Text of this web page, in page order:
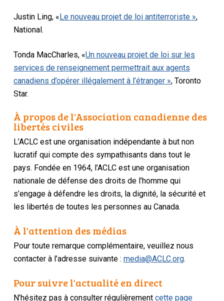
Justin Ling, «Le nouveau projet de loi antiterroriste »,
National.
Tonda MacCharles, «Un nouveau projet de loi sur les
services de renseignement permettrait aux agents
canadiens d’opérer illégalement à l’étranger », Toronto
Star.
À propos de l'Association canadienne des
libertés civiles
L’ACLC est une organisation indépendante à but non
lucratif qui compte des sympathisants dans tout le
pays. Fondée en 1964, l’ACLC est une organisation
nationale de défense des droits de l’homme qui
s’engage à défendre les droits, la dignité, la sécurité et
les libertés de toutes les personnes au Canada.
À l'attention des médias
Pour toute remarque complémentaire, veuillez nous
contacter à l’adresse suivante :media@ACLC.org.
Pour suivre l'actualité en direct
N’hésitez pas à consulter régulièrementcette page